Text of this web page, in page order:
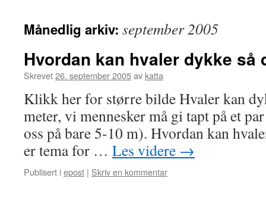
innhold
Månedlig arkiv: september 2005
Hvordan kan hvaler dykke så
Skrevet26. september 2005av katta
Klikk her for større bilde Hvaler kan
meter, vi mennesker må gi tapt på et
oss på bare 5-10 m). Hvordan kan
er tema for … Les videre →
Publisert iepost | Skriv en kommentar